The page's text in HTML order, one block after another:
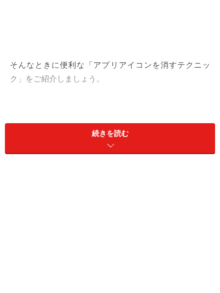
そんなときに便利な「アプリアイコンを消すテクニッ
ク」をご紹介しましょう。
アプリアイコンを隠すショートカット活用
iPhone のアプリアイコンは、「ショートカット」アプリ
続きを読む